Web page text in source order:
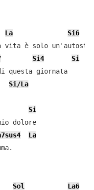
La
Si6
vita è solo
Si4
Si
questa giornata
Si/La
Si
dolore
La
Sol La6